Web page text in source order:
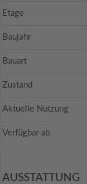
Etage
Baujahr
Bauart
Zustand
Aktuelle Nutzung
Verfügbar ab
AUSSTATTUNG